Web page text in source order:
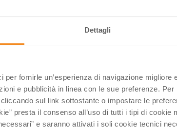
Dettagli
fornirle un’esperienza di navigazione migliore
e pubblicità in linea con le sue preferenze.
sul link sottostante o impostare le
presta il consenso all’uso di tutti i tipi di
e saranno attivati i soli cookie tecnici
la nostra